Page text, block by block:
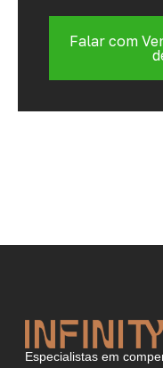
Falar com
Especialistas em